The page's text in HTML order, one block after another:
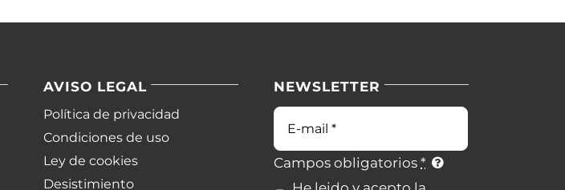
AVISO LEGAL
Política de privacidad
Condiciones de uso
Ley de cookies
Desistimiento
NEWSLETTER
Correo
electrónico
Campos obligatorios*